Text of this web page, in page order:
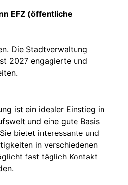
EFZ (öffentliche
Die Stadtverwaltung
2027 engagierte und
ist ein idealer Einstieg in
und eine gute Basis
bietet interessante und
in verschiedenen
fast täglich Kontakt